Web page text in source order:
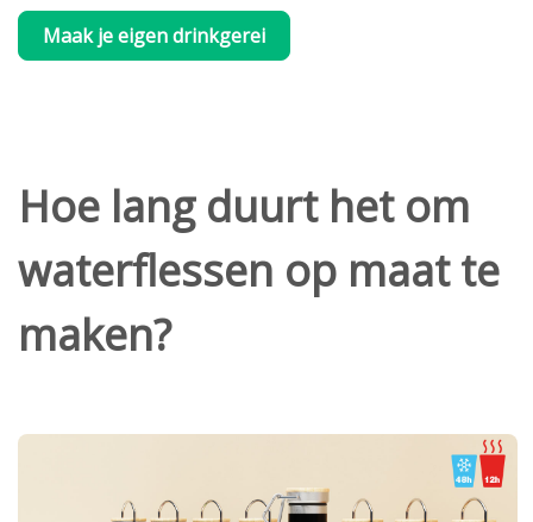
Maak je eigen drinkgerei
Hoe lang duurt het om
waterflessen op maat te
maken?